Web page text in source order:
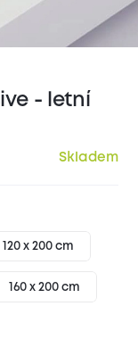
- letní
Skladem
120 x 200 cm
160 x 200 cm